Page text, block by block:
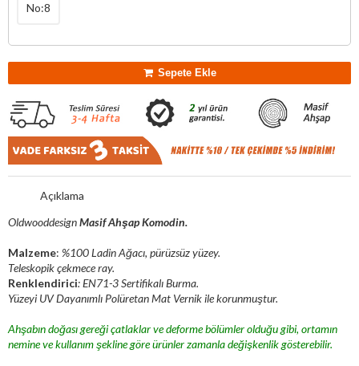
No:8
Sepete Ekle
Açıklama
OldwooddesignMasif Ahşap Komodin.
Malzeme: %100 Ladin Ağacı, pürüzsüz yüzey.
Teleskopik çekmece ray.
Renklendirici: EN71-3 Sertifikalı Burma.
Yüzeyi UV Dayanımlı Polüretan Mat Vernik ile korunmuştur.
Ahşabın doğası gereği çatlaklar ve deforme bölümler olduğu gibi, ortamın
nemine ve kullanım şekline göre ürünler zamanla değişkenlik gösterebilir.